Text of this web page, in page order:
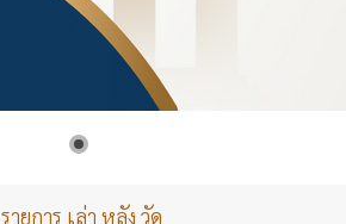
รายการ เล่า หลัง วัด